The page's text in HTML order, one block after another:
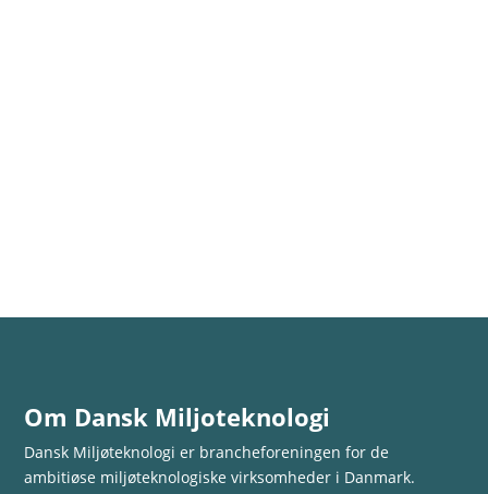
Om Dansk Miljoteknologi
Dansk Miljøteknologi er brancheforeningen for de
ambitiøse miljøteknologiske virksomheder i Danmark.